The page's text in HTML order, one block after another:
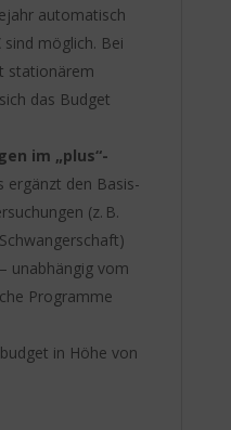
automatisch
möglich. Bei
stationärem
das Budget
im „plus“-
ergänzt den Basis-
(z. B.
unabhängig vom
Programme
in Höhe von